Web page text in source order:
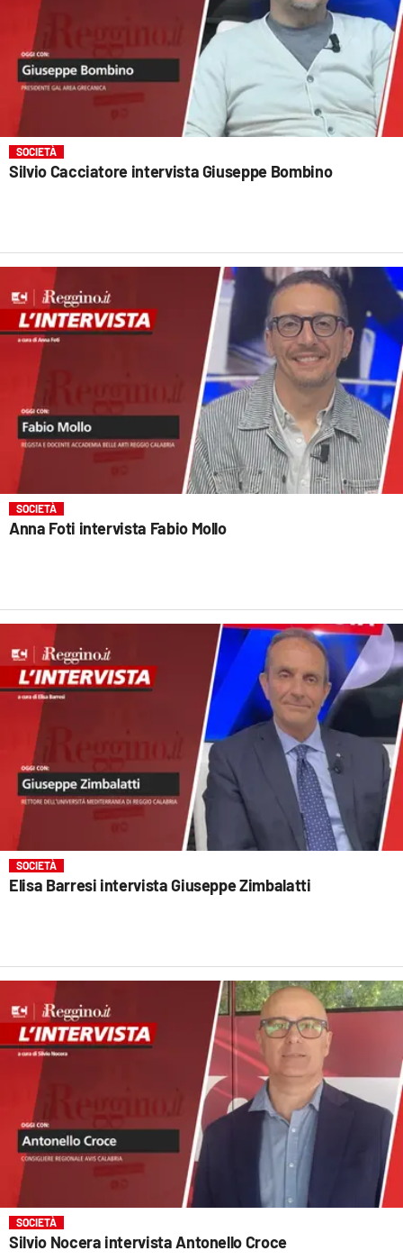
SOCIETÀ
Silvio Cacciatore intervista Giuseppe Bombino
SOCIETÀ
Anna Foti intervista Fabio Mollo
SOCIETÀ
Elisa Barresi intervista Giuseppe Zimbalatti
SOCIETÀ
Silvio Nocera intervista Antonello Croce